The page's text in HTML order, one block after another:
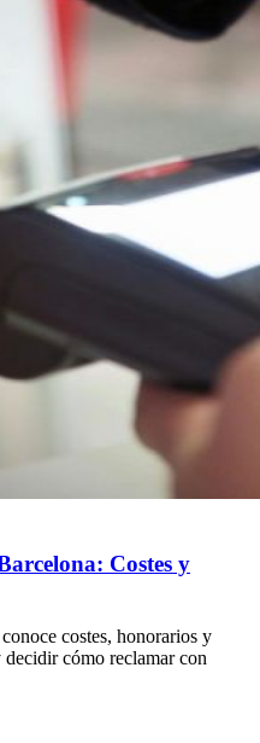
Costes y
costes, honorarios y
decidir cómo reclamar con